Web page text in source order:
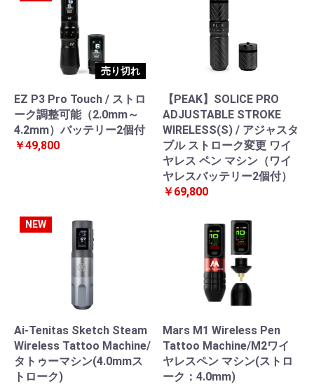
売り切れ
EZ P3 Pro Touch / ストロ
ーク調整可能（2.0mm～
4.2mm）バッテリー2個付
￥49,800
【PEAK】SOLICE PRO
ADJUSTABLE STROKE
WIRELESS(S) / アジャスタ
ブル ストローク変更 ワイ
ヤレス ペン マシン（ワイ
ヤレスバッテリー2個付）
￥69,800
NEW
Ai-Tenitas Sketch Steam
Wireless Tattoo Machine/
タトゥーマシン(4.0mmス
トローク)
Mars M1 Wireless Pen
Tattoo Machine/M2ワイ
ヤレスペン マシン(ストロ
ーク：4.0mm)